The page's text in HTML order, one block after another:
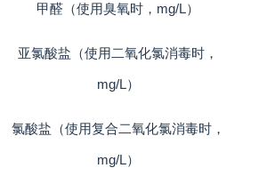
甲醛（使用臭氧时，mg/L）
亚氯酸盐（使用二氧化氯消毒时，
mg/L）
氯酸盐（使用复合二氧化氯消毒时，
mg/L）